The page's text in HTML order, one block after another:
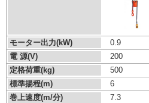
モーター出力(kW)
0.9
電 源(V)
200
定格荷重(kg)
500
標準揚程(m)
6
巻上速度(m/分)
7.3